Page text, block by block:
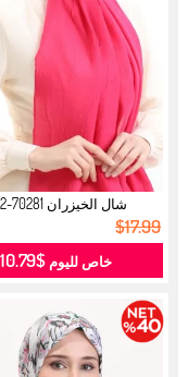
شال الخيزران 70281-42 فوشيا...
$17.99
خاص لليوم$10.79